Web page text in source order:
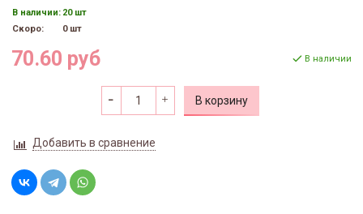
В наличии: 20 шт
Скоро:
0 шт
70.60 руб В наличии
В корзину
Добавить в сравнение